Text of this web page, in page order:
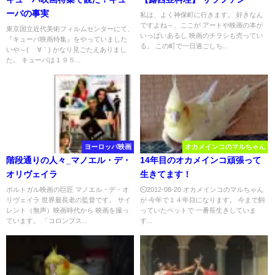
ーバの事実
東京国立近代美術フィルムセンターにて、
『キューバ映画特集』をやっていました
いや～( ´∀｀) かなり見ごたえありまし
た。 キューバは１９５...
私は、よく神保町に行きます。 好きなん
ですよね～、ここが アートや映画の本が
いっぱいあるし 映画のチラシも売ってい
る。 この町で一日過ごしち...
ヨーロッパ映画
階段通りの人々_マノエル・デ・
オリヴェイラ
ポルトガル映画の巨匠 マノエル・デ・オ
リヴェイラ 世界最長老の監督です。 サイ
レント（無声）映画時代から 映画を撮っ
ています。 「コロンブス...
オカメインコのマルちゃん
14年目のオカメインコ頑張って
生きてます！
⏲2012-08-20 オカメインコのマルちゃん
が 今年で１４年目になります。 今まで飼
っていたペットで 一番長生きしていま
す...